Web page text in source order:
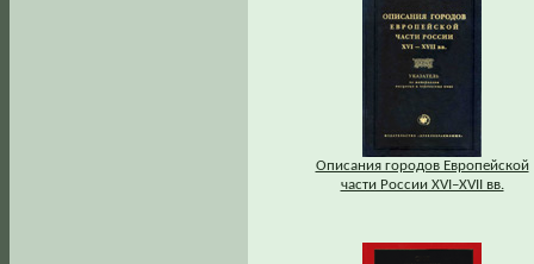
Описания городов Европейской
части России XVI–XVII вв.